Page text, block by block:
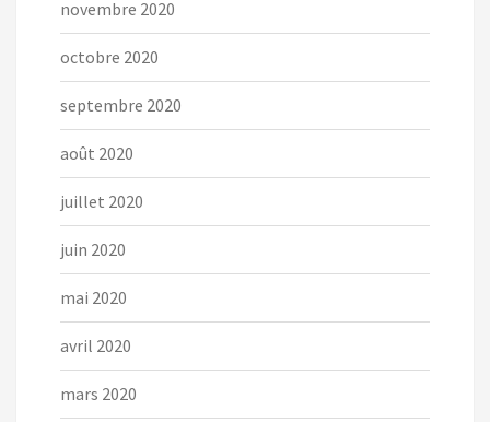
novembre 2020
octobre 2020
septembre 2020
août 2020
juillet 2020
juin 2020
mai 2020
avril 2020
mars 2020